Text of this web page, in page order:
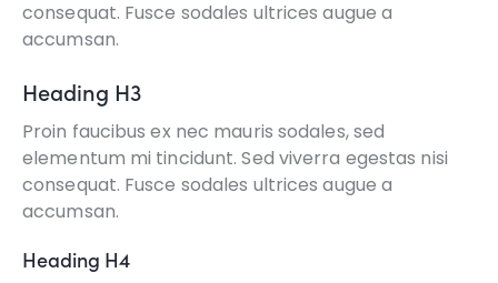
consequat. Fusce sodales ultrices augue a
accumsan.
Heading H3
Proin faucibus ex nec mauris sodales, sed
elementum mi tincidunt. Sed viverra egestas nisi
consequat. Fusce sodales ultrices augue a
accumsan.
Heading H4